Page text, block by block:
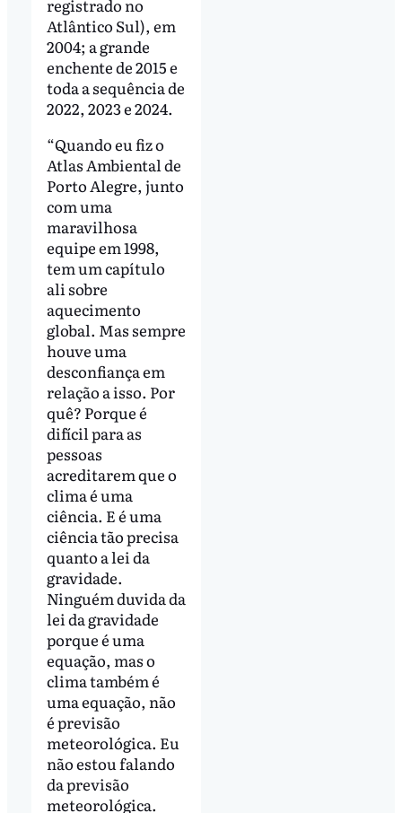
registrado no
Atlântico Sul), em
2004; a grande
enchente de 2015 e
toda a sequência de
2022, 2023 e 2024.
“Quando eu fiz o
Atlas Ambiental de
Porto Alegre, junto
com uma
maravilhosa
equipe em 1998,
tem um capítulo
ali sobre
aquecimento
global. Mas sempre
houve uma
desconfiança em
relação a isso. Por
quê? Porque é
difícil para as
pessoas
acreditarem que o
clima é uma
ciência. E é uma
ciência tão precisa
quanto a lei da
gravidade.
Ninguém duvida da
lei da gravidade
porque é uma
equação, mas o
clima também é
uma equação, não
é previsão
meteorológica. Eu
não estou falando
da previsão
meteorológica.